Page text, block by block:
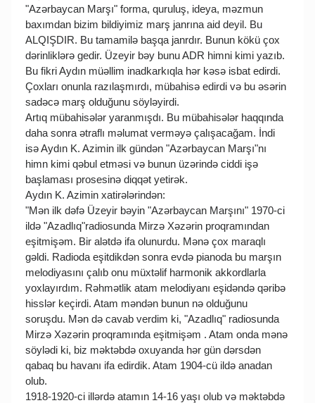
"Azərbaycan Marşı" forma, quruluş, ideya, məzmun
baxımdan bizim bildiyimiz marş janrına aid deyil. Bu
ALQIŞDIR. Bu tamamilə başqa janrdır. Bunun kökü çox
dərinliklərə gedir. Üzeyir bəy bunu ADR himni kimi yazıb.
Bu fikri Aydın müəllim inadkarkıqla hər kəsə isbat edirdi.
Çoxları onunla razılaşmırdı, mübahisə edirdi və bu əsərin
sadəcə marş olduğunu söyləyirdi.
Artıq mübahisələr yaranmışdı. Bu mübahisələr haqqında
daha sonra ətraflı məlumat verməyə çalışacağam. İndi
isə Aydın K. Azimin ilk gündən "Azərbaycan Marşı"nı
himn kimi qəbul etməsi və bunun üzərində ciddi işə
başlaması prosesinə diqqət yetirək.
Aydın K. Azimin xatirələrindən:
"Mən ilk dəfə Üzeyir bəyin "Azərbaycan Marşını" 1970-ci
ildə "Azadlıq"radiosunda Mirzə Xəzərin proqramından
eşitmişəm. Bir alətdə ifa olunurdu. Mənə çox maraqlı
gəldi. Radioda eşitdikdən sonra evdə pianoda bu marşın
melodiyasını çalıb onu müxtəlif harmonik akkordlarla
yoxlayırdım. Rəhmətlik atam melodiyanı eşidəndə qəribə
hisslər keçirdi. Atam məndən bunun nə olduğunu
soruşdu. Mən də cavab verdim ki, "Azadlıq" radiosunda
Mirzə Xəzərin proqramında eşitmişəm . Atam onda mənə
söylədi ki, biz məktəbdə oxuyanda hər gün dərsdən
qabaq bu havanı ifa edirdik. Atam 1904-cü ildə anadan
olub.
1918-1920-ci illərdə atamın 14-16 yaşı olub və məktəbdə